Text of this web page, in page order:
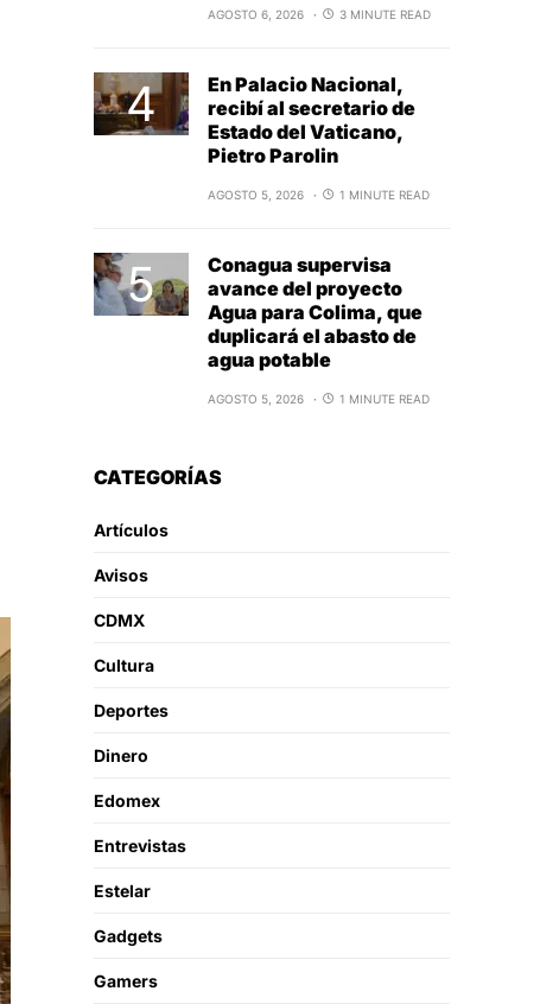
AGOSTO 6, 2026 3 MINUTE READ
En Palacio Nacional,
recibí al secretario de
Estado del Vaticano,
Pietro Parolin
AGOSTO 5, 2026 1 MINUTE READ
Conagua supervisa
avance del proyecto
Agua para Colima, que
duplicará el abasto de
agua potable
AGOSTO 5, 2026 1 MINUTE READ
CATEGORÍAS
Artículos
Avisos
CDMX
Cultura
Deportes
Dinero
Edomex
Entrevistas
Estelar
Gadgets
Gamers